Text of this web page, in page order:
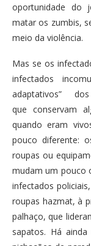
oportunidade do
matar os zumbis,
meio da violência.
Mas se os
infectados
adaptativos”
que conservam
quando eram
pouco diferente:
roupas ou
mudam um pouco
infectados
roupas hazmat, à
palhaço, que
sapatos. Há